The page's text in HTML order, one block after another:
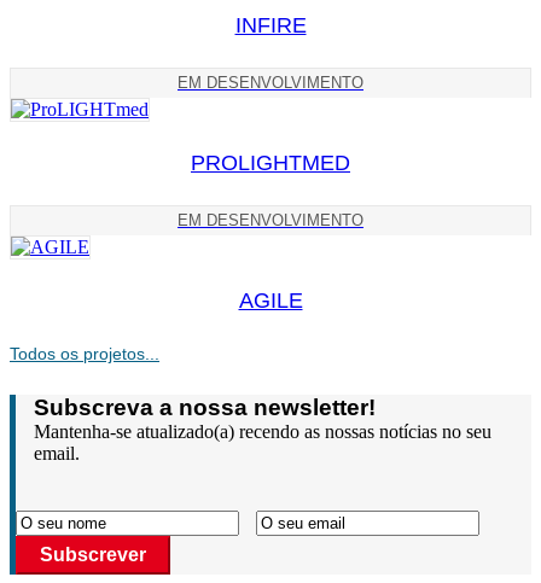
INFIRE
EM DESENVOLVIMENTO
PROLIGHTMED
EM DESENVOLVIMENTO
AGILE
Todos os projetos...
Subscreva a nossa newsletter!
Mantenha-se atualizado(a) recendo as nossas notícias no seu
email.
Subscrever